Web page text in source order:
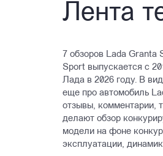
Лента
7 обзоров Lada Granta
Sport выпускается с
Лада в 2026 году. В
еще про автомобиль
отзывы, комментарии,
делают обзор
модели на фоне
эксплуатации,